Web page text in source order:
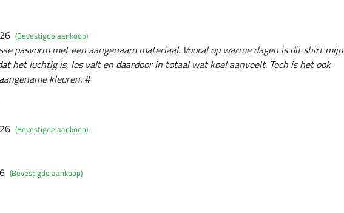
(Bevestigde aankoop)
pasvorm met een aangenaam materiaal. Vooral op warme dagen is dit shirt mijn
het luchtig is, los valt en daardoor in totaal wat koel aanvoelt. Toch is het ook
kleuren. #
(Bevestigde aankoop)
(Bevestigde aankoop)